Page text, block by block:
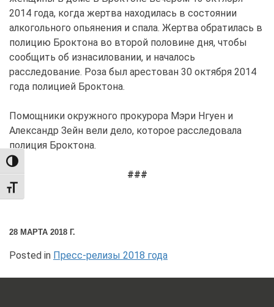
TOGGLE HIGH CONTRAST
TOGGLE FONT SIZE
2014 года, когда жертва находилась в состоянии
алкогольного опьянения и спала. Жертва обратилась в
полицию Броктона во второй половине дня, чтобы
сообщить об изнасиловании, и началось
расследование. Роза был арестован 30 октября 2014
года полицией Броктона.
Помощники окружного прокурора Мэри Нгуен и
Александр Зейн вели дело, которое расследовала
полиция Броктона.
###
28 МАРТА 2018 Г.
Posted in Пресс-релизы 2018 года